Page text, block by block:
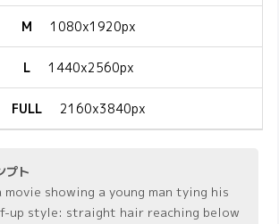
M 1080x1920px
L 1440x2560px
FULL 2160x3840px
プト
movie showing a young man tying his
up style: straight hair reaching below